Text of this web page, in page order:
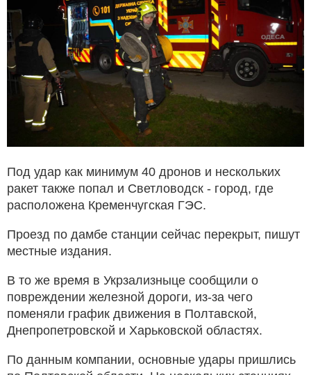
Под удар как минимум 40 дронов и нескольких
ракет также попал и Светловодск - город, где
расположена Кременчугская ГЭС.
Проезд по дамбе станции сейчас перекрыт, пишут
местные издания.
В то же время в Укрзализныце сообщили о
повреждении железной дороги, из-за чего
поменяли график движения в Полтавской,
Днепропетровской и Харьковской областях.
По данным компании, основные удары пришлись